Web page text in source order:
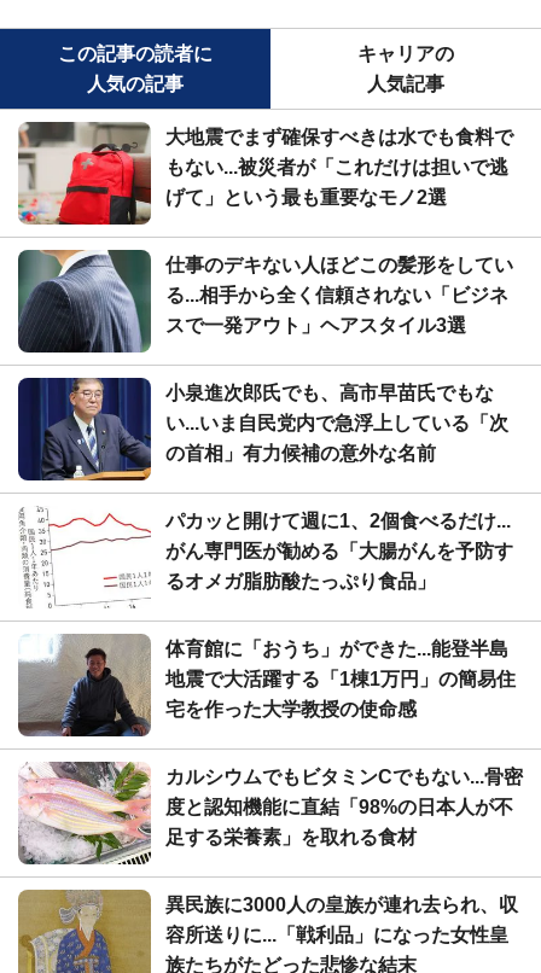
この記事の読者に
人気の記事
キャリアの
人気記事
大地震でまず確保すべきは水でも食料で
もない...被災者が「これだけは担いで逃
げて」という最も重要なモノ2選
仕事のデキない人ほどこの髪形をしてい
る...相手から全く信頼されない「ビジネ
スで一発アウト」ヘアスタイル3選
小泉進次郎氏でも、高市早苗氏でもな
い...いま自民党内で急浮上している「次
の首相」有力候補の意外な名前
パカッと開けて週に1、2個食べるだけ...
がん専門医が勧める「大腸がんを予防す
るオメガ脂肪酸たっぷり食品」
体育館に「おうち」ができた...能登半島
地震で大活躍する「1棟1万円」の簡易住
宅を作った大学教授の使命感
カルシウムでもビタミンCでもない...骨密
度と認知機能に直結「98%の日本人が不
足する栄養素」を取れる食材
異民族に3000人の皇族が連れ去られ、収
容所送りに...「戦利品」になった女性皇
族たちがたどった悲惨な結末